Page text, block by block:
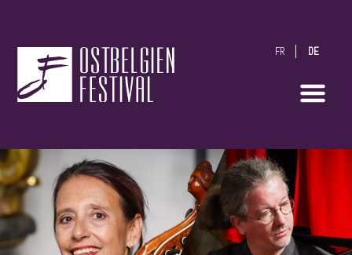
FR DE